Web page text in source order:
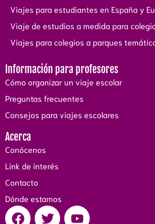
Viajes para estudiantes en España y
Viaje de estudios a medida para
Viajes para colegios a parques
Información para profesores
Cómo organizar un viaje escolar
Preguntas frecuentes
Consejos para viajes escolares
Acerca
Conócenos
Link de interés
Contacto
Dónde estamos